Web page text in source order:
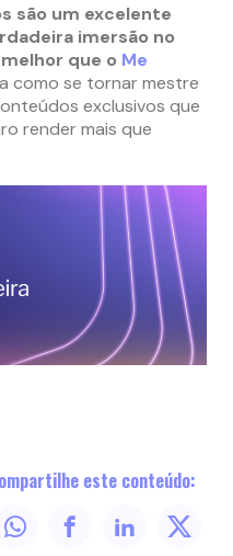
são um excelente
imersão no
que o Me
como se tornar mestre
exclusivos que
render mais que
este conteúdo: